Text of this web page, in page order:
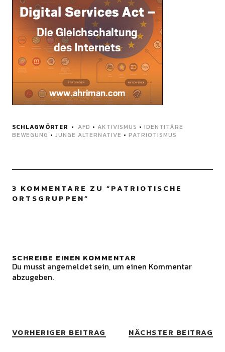
SCHLAGWÖRTER AFD • AKTIVISMUS • IDENTITÄRE
BEWEGUNG • JUNGE ALTERNATIVE • PATRIOTISMUS
3 KOMMENTARE ZU “PATRIOTISCHE
ORTSGRUPPEN”
SCHREIBE EINEN KOMMENTAR
Du musst angemeldetsein, um einen Kommentar
abzugeben.
VORHERIGER BEITRAG NÄCHSTER BEITRAG